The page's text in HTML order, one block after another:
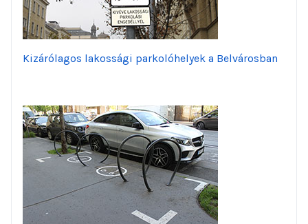
Kizárólagos lakossági parkolóhelyek a Belvárosban